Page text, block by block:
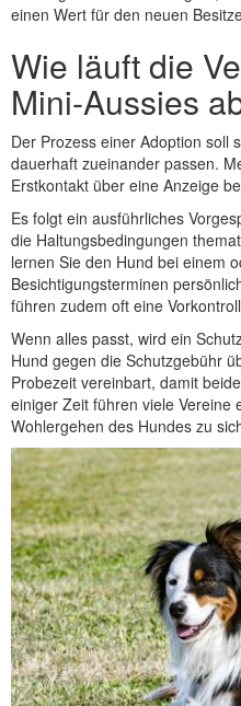
einen Wert für den neuen
Wie läuft die
Mini-Aussies
Der Prozess einer Adoption soll
dauerhaft zueinander passen.
Erstkontakt über eine Anzeige
Es folgt ein ausführliches
die Haltungsbedingungen
lernen Sie den Hund bei einem
Besichtigungsterminen
führen zudem oft eine
Wenn alles passt, wird ein
Hund gegen die Schutzgebühr
Probezeit vereinbart, damit
einiger Zeit führen viele Vereine
Wohlergehen des Hundes zu